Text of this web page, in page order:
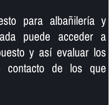
para albañilerí­a y
puede acceder a
y así­ evaluar los
contacto de los que